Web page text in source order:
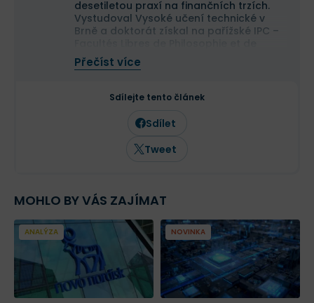
desetiletou praxí na finančních trzích.
Vystudoval Vysoké učení technické v
Brně a doktorát získal na pařížské IPC –
Psychologie. Ve své investiční praxi se
zaměřuje na hodnotové investování,
souvislosti.
Vedle Finexu pravidelně publikuje
odborné články a komentáře také v
českých médiích, včetně Novinek,
Ekonomu, Forum24 a Lidových novin.
Přečíst více
Sdílejte tento článek
Sdílet
Tweet
MOHLO BY VÁS ZAJÍMAT
ANALÝZA NOVINKA